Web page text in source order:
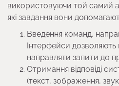
використовуючи той самий
які завдання вони
Введення команд,
Інтерфейси
направляти запити до
Отримання відповіді
(текст, зображення,